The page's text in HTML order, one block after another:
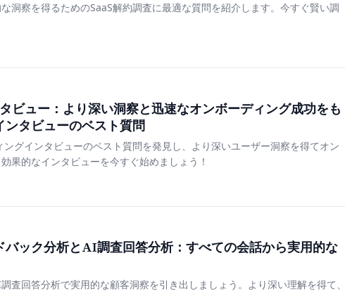
洞察を得るためのSaaS解約調査に最適な質問を紹介します。今すぐ賢い調
ビュー：より深い洞察と迅速なオンボーディング成功をも
タビューのベスト質問
グインタビューのベスト質問を発見し、より深いユーザー洞察を得てオン
果的なインタビューを今すぐ始めましょう！
バック分析とAI調査回答分析：すべての会話から実用的な
査回答分析で実用的な顧客洞察を引き出しましょう。より深い理解を得て、